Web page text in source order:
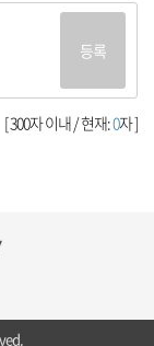
등록
[ 300자 이내 / 현재:0자 ]